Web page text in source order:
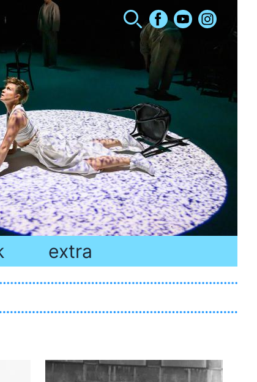
extra